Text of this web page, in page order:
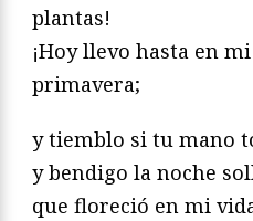
plantas!
¡Hoy llevo hasta en
primavera;
y tiemblo si tu mano
y bendigo la noche
que floreció en mi